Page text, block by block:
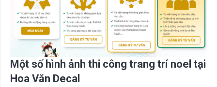
Một số hình ảnh thi công trang trí noel tại
Hoa Văn Decal